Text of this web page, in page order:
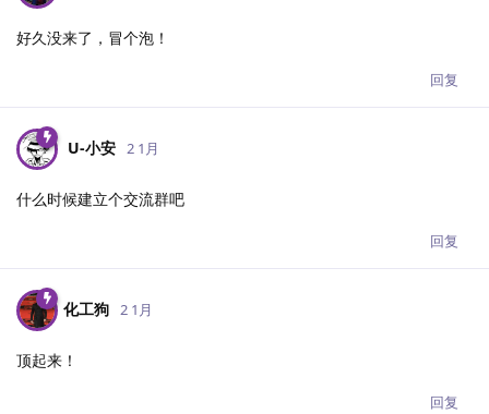
好久没来了，冒个泡！
回复
U-小安​ 2 1月
什么时候建立个交流群吧
回复
化工狗 2 1月
顶起来！
回复